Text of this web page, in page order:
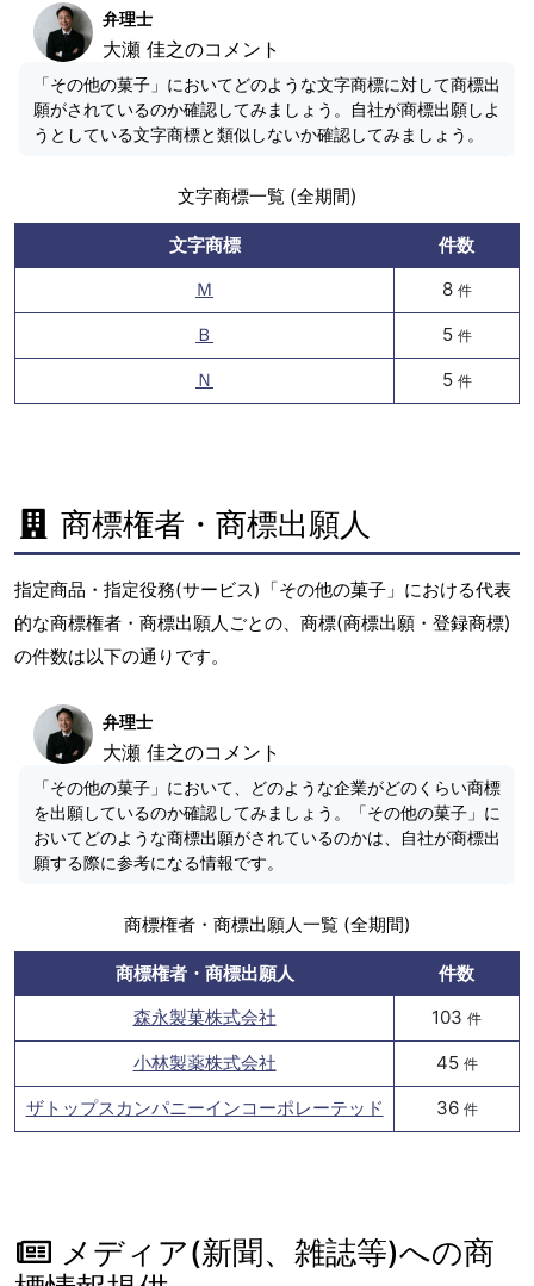
弁理士
大瀬 佳之のコメント
「その他の菓子」においてどのような文字商標に対して商標出
願がされているのか確認してみましょう。自社が商標出願しよ
うとしている文字商標と類似しないか確認してみましょう。
文字商標一覧 (全期間)
文字商標
件数
Ｍ
8 件
Ｂ 5 件
Ｎ 5 件
商標権者・商標出願人
指定商品・指定役務(サービス)「その他の菓子」における代表
的な商標権者・商標出願人ごとの、商標(商標出願・登録商標)
の件数は以下の通りです。
弁理士
大瀬 佳之のコメント
「その他の菓子」において、どのような企業がどのくらい商標
を出願しているのか確認してみましょう。「その他の菓子」に
おいてどのような商標出願がされているのかは、自社が商標出
願する際に参考になる情報です。
商標権者・商標出願人一覧 (全期間)
商標権者・商標出願人
件数
森永製菓株式会社
103 件
小林製薬株式会社 45 件
ザトップスカンパニーインコーポレーテッド 36 件
メディア(新聞、雑誌等)への商